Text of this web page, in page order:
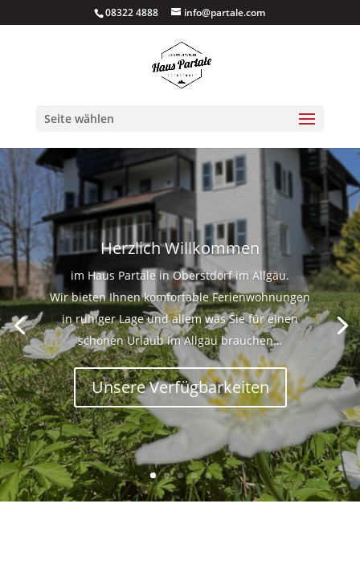
08322 4888 info@partale.com
Seite wählen
Herzlich Willkommen
im Haus Partale in Oberstdorf im Allgäu.
Wir bieten Ihnen komfortable Ferienwohnungen
in ruhiger Lage und allem was Sie für einen
schönen Urlaub im Allgäu brauchen…
Unsere Verfügbarkeiten